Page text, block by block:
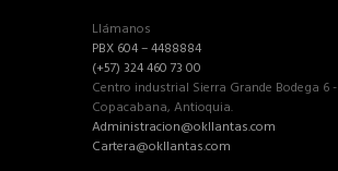
Llámanos
PBX 604 – 4488884
(+57) 324 460 73 00
Centro industrial Sierra Grande Bodega 6 -
Copacabana, Antioquia.
Administracion@okllantas.com
Cartera@okllantas.com